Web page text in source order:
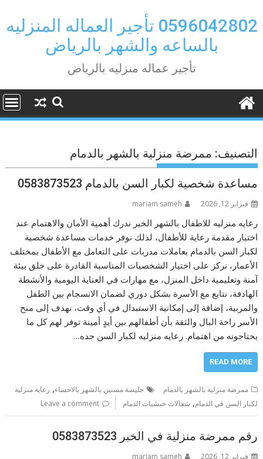
to
content
0596042802 تأجير العماله المنزليه
بالساعه والشهر بالرياض
تأجير عماله منزليه بالرياض
التصنيف: ممرضة منزلية بالشهر بالدمام
مساعدة شخصية لكبار السن بالدمام 0583873523
فبراير 12, 2026 mariam sameh
رعايه منزليه للاطفال بالشهر الخبر ندرك أهمية الأمان والاهتمام عند
اختيار مقدمة رعاية للأطفال، لذلك نوفر خدمات مساعدة شخصية
لكبار السن بالدمام بعاملات مدربات على التعامل مع الأطفال بمختلف
الأعمار، نركز على اختيار الشخصيات المناسبة القادرة على خلق بيئة
آمنة وتعليمية داخل المنزل، مع مهارات في العناية اليومية والأنشطة
الهادفة، نتابع مع الأسرة بشكل دوري لضمان الانسجام بين الطفل
والمربية، إضافة إلى إمكانية الاستبدال في أي وقت، نهدف إلى منح
الأسر راحة البال والثقة بأن أطفالهم بين أيدٍ أمينة توفر لهم كل ما
يحتاجونه من اهتمام. رعايه منزليه لكبار السن جده…
READ MORE
ممرضة منزلية بالشهر بالدمام جليسة مسنين بالشهر بالاحساء, رعاية منزلية
لكبار السن في الدمام, شغالات حبشيات الدمام Leave a comment
رقم ممرضة منزلية في الخبر 0583873523
فبراير 12, 2026 mariam sameh